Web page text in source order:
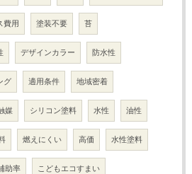
費用 塗装不要 苔
デザインカラー 防水性
グ 適用条件 地域密着
媒 シリコン塗料 水性 油性
燃えにくい 高価 水性塗料
助率 こどもエコすまい